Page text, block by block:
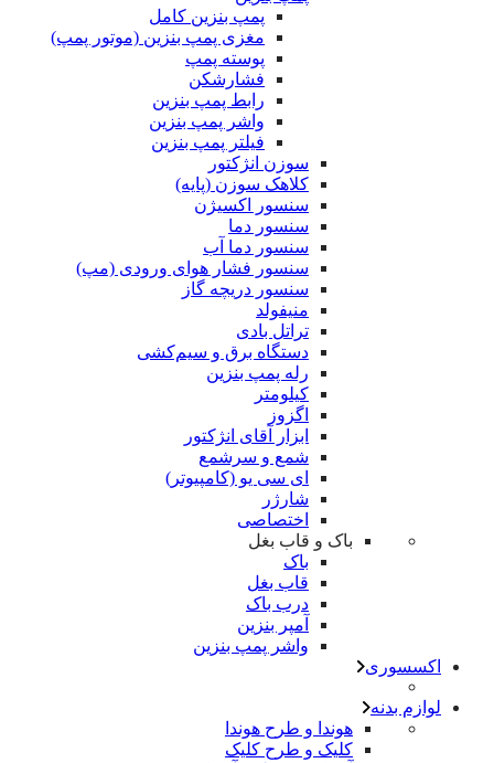
پمپ بنزین کامل
مغزی پمپ بنزین (موتور پمپ)
پوسته پمپ
فشارشکن
رابط پمپ بنزین
واشر پمپ بنزین
فیلتر پمپ بنزین
سوزن انژکتور
کلاهک سوزن (پایه)
سنسور اکسیژن
سنسور دما
سنسور دما آب
سنسور فشار هوای ورودی (مپ)
سنسور دریچه گاز
منیفولد
تراتل بادی
دستگاه برق و سیم‌کشی
رله پمپ بنزین
کیلومتر
اگزوز
ابزار آقای انژکتور
شمع و سرشمع
ای سی یو (کامپیوتر)
شارژر
اختصاصی
باک و قاب بغل
باک
قاب بغل
درب باک
آمپر بنزین
واشر پمپ بنزین
اکسسوری
لوازم بدنه
هوندا و طرح هوندا
کلیک و طرح کلیک